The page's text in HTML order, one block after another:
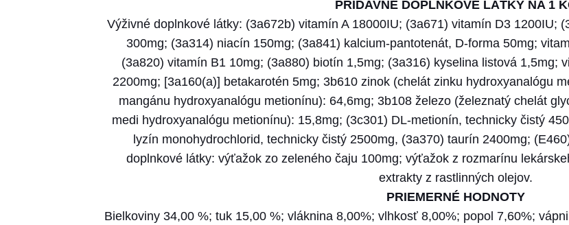
&
D
c
a
t
Q
U
I
N
(
PRÍDAVNÉ DOPLNKOVÉ LÁTKY NA 1
Výživné doplnkové látky: (3a672b) vitamín A 18000IU; (3a671) vitamín D3 1200IU;
300mg; (3a314) niacín 150mg; (3a841) kalcium-pantotenát, D-forma 50mg;
(3a820) vitamín B1 10mg; (3a880) biotín 1,5mg; (3a316) kyselina listová 1,5mg;
2200mg; [3a160(a)] betakarotén 5mg; 3b610 zinok (chelát zinku hydroxyanalógu
mangánu hydroxyanalógu metionínu): 64,6mg; 3b108 železo (železnatý chelát
medi hydroxyanalógu metionínu): 15,8mg; (3c301) DL-metionín, technicky čistý
lyzín monohydrochlorid, technicky čistý 2500mg, (3a370) taurín 2400mg;
doplnkové látky: výťažok zo zeleného čaju 100mg; výťažok z rozmarínu
extrakty z rastlinných olejov.
PRIEMERNÉ HODNOTY
Bielkoviny 34,00 %; tuk 15,00 %; vláknina 8,00%; vlhkosť 8,00%; popol 7,60%;